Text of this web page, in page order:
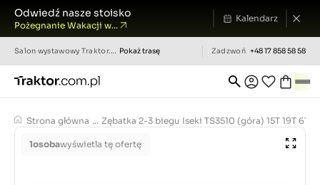
Odwiedź nasze stoisko
Pożegnanie Wakacji w...
Kalendarz
Salon wystawowy Traktor.com.pl Pokaż trasę Zadzwoń +48 17 858 58 58
Strona główna ... Zębatka 2-3 biegu Iseki TS3510 (góra) 15T 19T 6T
1osobawyświetla tę ofertę